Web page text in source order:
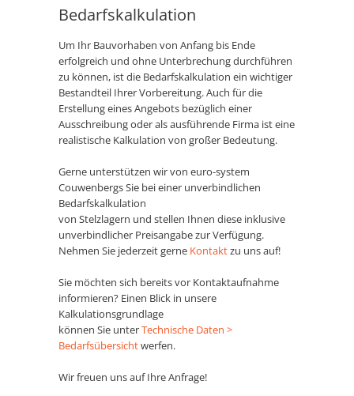
Bedarfskalkulation
Um Ihr Bauvorhaben von Anfang bis Ende
erfolgreich und ohne Unterbrechung durchführen
zu können, ist die Bedarfskalkulation ein wichtiger
Bestandteil Ihrer Vorbereitung. Auch für die
Erstellung eines Angebots bezüglich einer
Ausschreibung oder als ausführende Firma ist eine
realistische Kalkulation von großer Bedeutung.
Gerne unterstützen wir von euro-system
Couwenbergs Sie bei einer unverbindlichen
Bedarfskalkulation
von Stelzlagern und stellen Ihnen diese inklusive
unverbindlicher Preisangabe zur Verfügung.
Nehmen Sie jederzeit gerne Kontaktzu uns auf!
Sie möchten sich bereits vor Kontaktaufnahme
informieren? Einen Blick in unsere
Kalkulationsgrundlage
können Sie unterTechnische Daten >
Bedarfsübersichtwerfen.
Wir freuen uns auf Ihre Anfrage!